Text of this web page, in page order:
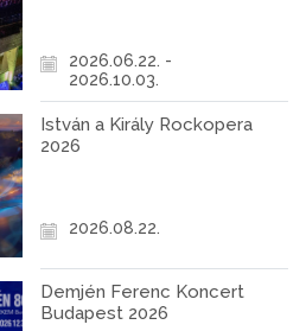
2026.06.22. -
2026.10.03.
István a Király Rockopera
2026
2026.08.22.
Demjén Ferenc Koncert
Budapest 2026